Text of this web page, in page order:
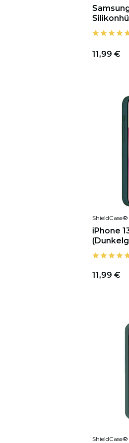
11,99 €
ShieldCase®
iPhone
11,99 €
ShieldCase®